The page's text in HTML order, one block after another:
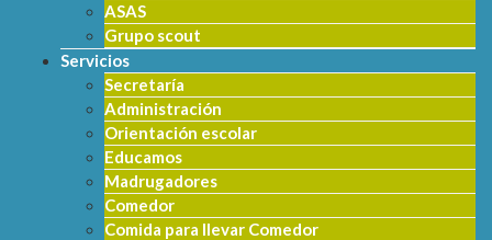
ASAS
Grupo scout
Servicios
Secretaría
Administración
Orientación escolar
Educamos
Madrugadores
Comedor
Comida para llevar Comedor